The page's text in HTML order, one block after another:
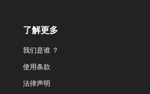
了解更多
我们是谁 ？
使用条款
法律声明